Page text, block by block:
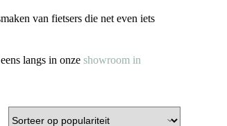
van fietsers die net even iets
langs in onzeshowroom in